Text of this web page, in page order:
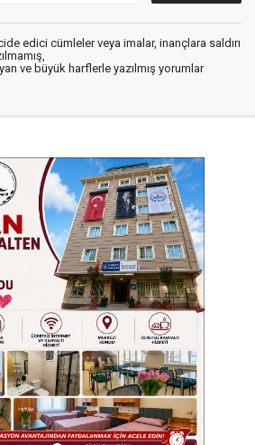
edici cümleler veya imalar, inançlara saldırı
ve büyük harflerle yazılmış yorumlar